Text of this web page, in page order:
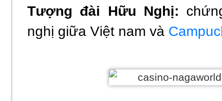
Tượng đài Hữu Nghị:
nghị giữa Việt nam và